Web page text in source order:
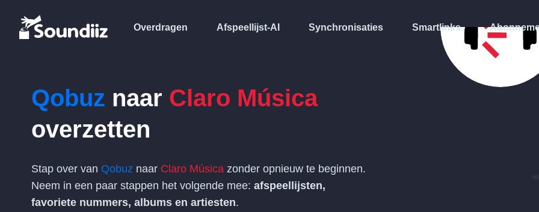
Overdragen Afspeellijst-AI Synchronisaties Smartlinks
Qobuz naar Claro Música
overzetten
Stap over van Qobuz naar Claro Música zonder opnieuw te beginnen.
Neem in een paar stappen het volgende mee: afspeellijsten,
favoriete nummers, albums en artiesten.